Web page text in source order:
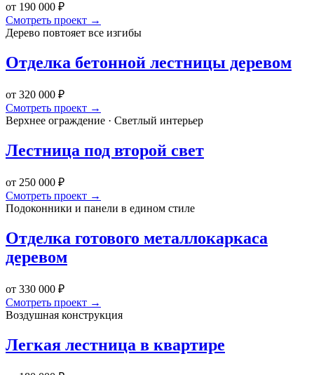
от 190 000 ₽
Смотреть проект →
Дерево повтояет все изгибы
Отделка бетонной лестницы деревом
от 320 000 ₽
Смотреть проект →
Верхнее ограждение · Светлый интерьер
Лестница под второй свет
от 250 000 ₽
Смотреть проект →
Подоконники и панели в едином стиле
Отделка готового металлокаркаса
деревом
от 330 000 ₽
Смотреть проект →
Воздушная конструкция
Легкая лестница в квартире